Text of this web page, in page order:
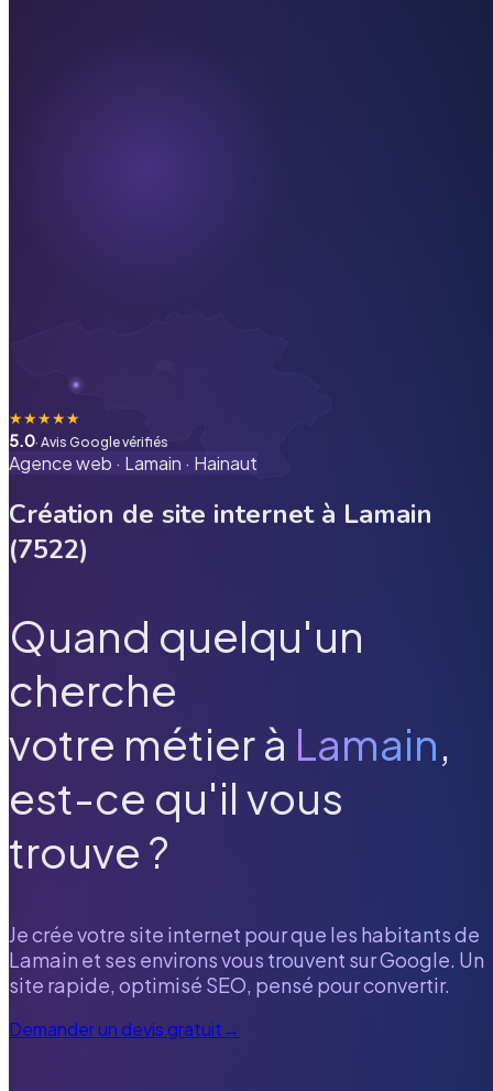
★★★★★
5.0· Avis Google vérifiés
Agence web · Lamain · Hainaut
Création de site internet à Lamain
(7522)
Quand quelqu'un
cherche
votre métier à Lamain,
est-ce qu'il vous
trouve ?
Je crée votre site internet pour que les habitants de
Lamain et ses environs vous trouvent sur Google. Un
site rapide, optimisé SEO, pensé pour convertir.
Demander un devis gratuit→